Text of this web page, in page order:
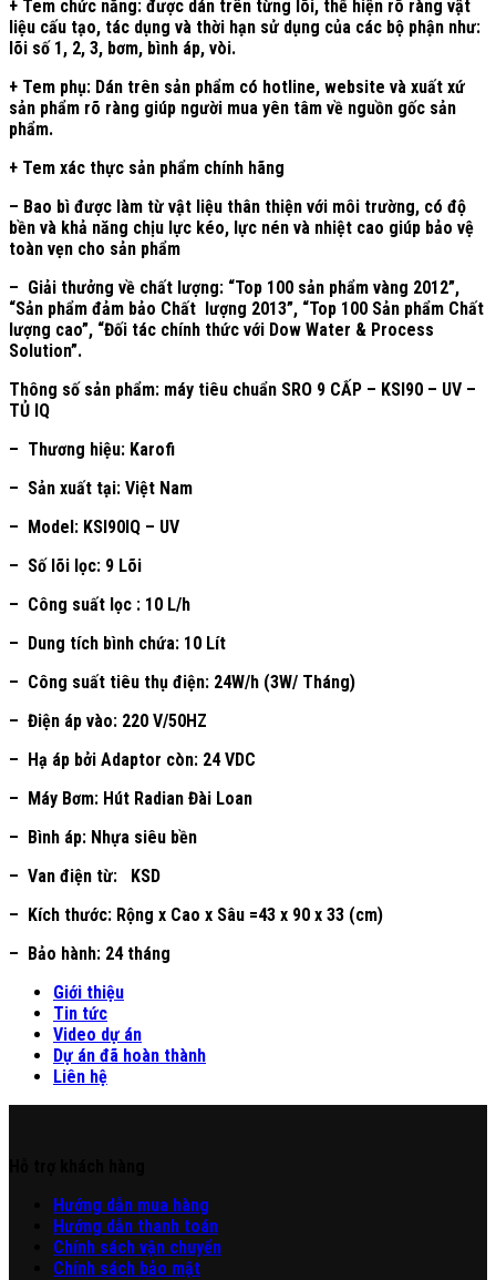
+ Tem chức năng: được dán trên từng lõi, thể hiện rõ ràng vật
liệu cấu tạo, tác dụng và thời hạn sử dụng của các bộ phận như:
lõi số 1, 2, 3, bơm, bình áp, vòi.
+ Tem phụ: Dán trên sản phẩm có hotline, website và xuất xứ
sản phẩm rõ ràng giúp người mua yên tâm về nguồn gốc sản
phẩm.
+ Tem xác thực sản phẩm chính hãng
– Bao bì được làm từ vật liệu thân thiện với môi trường, có độ
bền và khả năng chịu lực kéo, lực nén và nhiệt cao giúp bảo vệ
toàn vẹn cho sản phẩm
– Giải thưởng về chất lượng: “Top 100 sản phẩm vàng 2012”,
“Sản phẩm đảm bảo Chất lượng 2013”, “Top 100 Sản phẩm Chất
lượng cao”, “Đối tác chính thức với Dow Water & Process
Solution”.
Thông số sản phẩm: máy tiêu chuẩn SRO 9 CẤP – KSI90 – UV –
TỦ IQ
– Thương hiệu: Karofi
– Sản xuất tại: Việt Nam
– Model: KSI90IQ – UV
– Số lõi lọc: 9 Lõi
– Công suất lọc : 10 L/h
– Dung tích bình chứa: 10 Lít
– Công suất tiêu thụ điện: 24W/h (3W/ Tháng)
– Điện áp vào: 220 V/50HZ
– Hạ áp bởi Adaptor còn: 24 VDC
– Máy Bơm: Hút Radian Đài Loan
– Bình áp: Nhựa siêu bền
– Van điện từ: KSD
– Kích thước: Rộng x Cao x Sâu =43 x 90 x 33 (cm)
– Bảo hành: 24 tháng
Giới thiệu
Tin tức
Video dự án
Dự án đã hoàn thành
Liên hệ
Hướng dẫn mua hàng
Hướng dẫn thanh toán
Chính sách vận chuyển
Chính sách bảo mật